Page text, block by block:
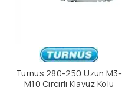
Turnus 280-250 Uzun M3-
M10 Cırcırlı Klavuz Kolu